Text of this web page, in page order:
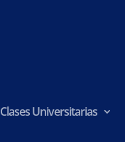
Clases Universitarias